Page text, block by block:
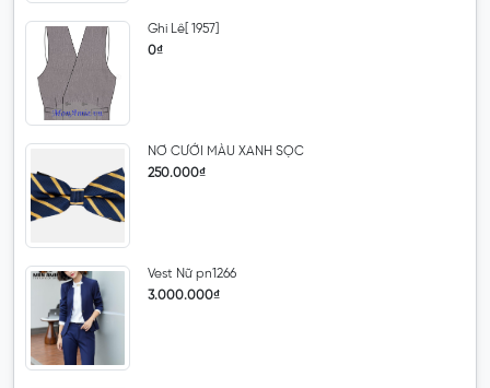
Ghi Lê[ 1957]
0₫
NƠ CƯỚI MÀU XANH SỌC
250.000₫
Vest Nữ pn1266
3.000.000₫